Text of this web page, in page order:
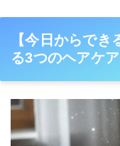
【今日からで
る3つのヘアケア